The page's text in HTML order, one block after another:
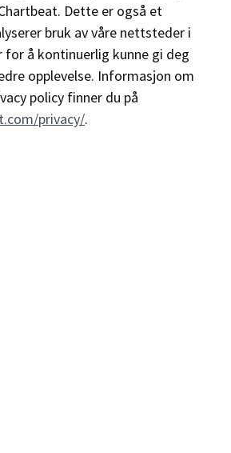
Dette er også et
bruk av våre nettsteder i
for å kontinuerlig kunne gi deg
opplevelse. Informasjon om
policy finner du på
privacy/.